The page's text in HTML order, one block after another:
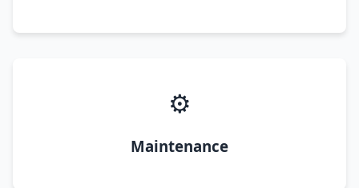
⚙️
Maintenance